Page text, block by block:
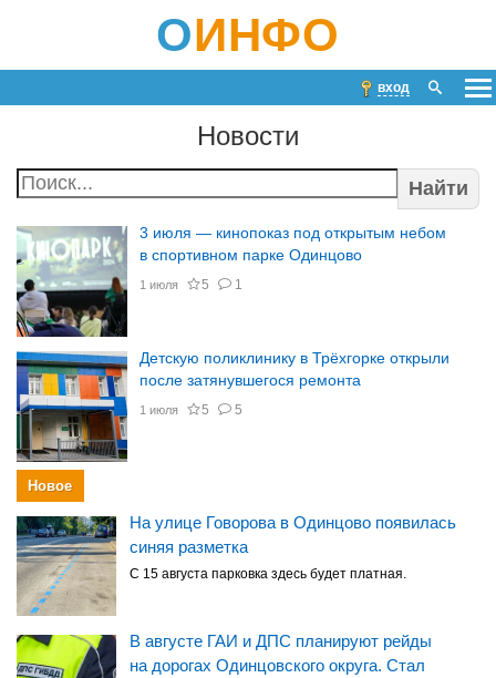
ОИНФО
вход
Новости
Найти
3 июля — кинопоказ под открытым небом
в спортивном парке Одинцово
1 июля 5 1
Детскую поликлинику в Трёхгорке открыли
после затянувшегося ремонта
1 июля 5 5
Новое
На улице Говорова в Одинцово появилась
синяя разметка
С 15 августа парковка здесь будет платная.
В августе ГАИ и ДПС планируют рейды
на дорогах Одинцовского округа. Стал